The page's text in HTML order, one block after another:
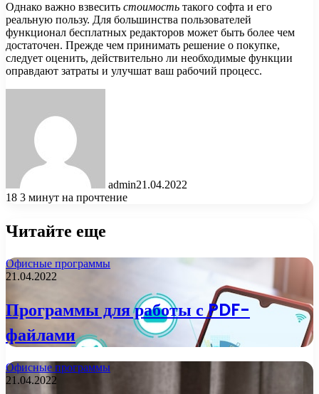
Однако важно взвесить стоимость такого софта и его
реальную пользу. Для большинства пользователей
функционал бесплатных редакторов может быть более чем
достаточен. Прежде чем принимать решение о покупке,
следует оценить, действительно ли необходимые функции
оправдают затраты и улучшат ваш рабочий процесс.
admin21.04.2022
18 3 минут на прочтение
Читайте еще
Офисные программы
21.04.2022
Программы для работы с PDF-
файлами
Офисные программы
21.04.2022